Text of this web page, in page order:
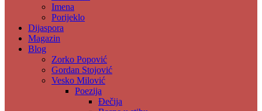
Imena
Porijeklo
Dijaspora
Magazin
Blog
Zorko Popović
Gordan Stojović
Vesko Milović
Poezija
Đečija